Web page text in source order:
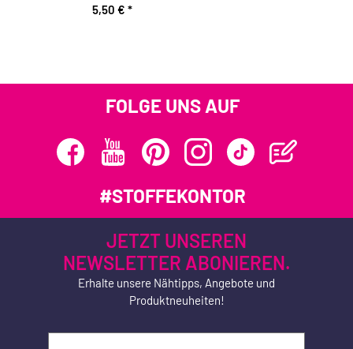
5,50 € *
FOLGE UNS AUF
#STOFFEKONTOR
JETZT UNSEREN
NEWSLETTER ABONIEREN.
Erhalte unsere Nähtipps, Angebote und
Produktneuheiten!